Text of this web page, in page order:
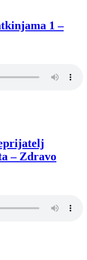
1 –
– Zdravo